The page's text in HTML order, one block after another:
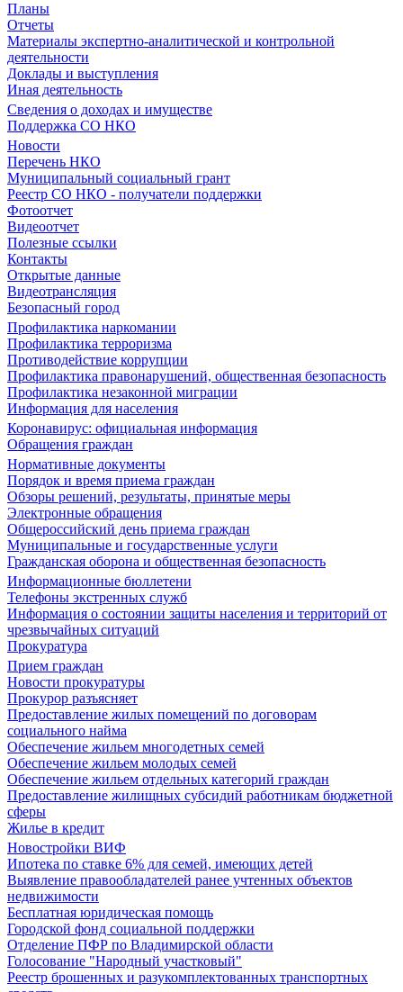
Планы
Отчеты
Материалы экспертно-аналитической и контрольной
деятельности
Доклады и выступления
Иная деятельность
Сведения о доходах и имуществе
Поддержка СО НКО
Новости
Перечень НКО
Муниципальный социальный грант
Реестр СО НКО - получатели поддержки
Фотоотчет
Видеоотчет
Полезные ссылки
Контакты
Открытые данные
Видеотрансляция
Безопасный город
Профилактика наркомании
Профилактика терроризма
Противодействие коррупции
Профилактика правонарушений, общественная безопасность
Профилактика незаконной миграции
Информация для населения
Коронавирус: официальная информация
Обращения граждан
Нормативные документы
Порядок и время приема граждан
Обзоры решений, результаты, принятые меры
Электронные обращения
Общероссийский день приема граждан
Муниципальные и государственные услуги
Гражданская оборона и общественная безопасность
Информационные бюллетени
Телефоны экстренных служб
Информация о состоянии защиты населения и территорий от
чрезвычайных ситуаций
Прокуратура
Прием граждан
Новости прокуратуры
Прокурор разъясняет
Предоставление жилых помещений по договорам
социального найма
Обеспечение жильем многодетных семей
Обеспечение жильем молодых семей
Обеспечение жильем отдельных категорий граждан
Предоставление жилищных субсидий работникам бюджетной
сферы
Жилье в кредит
Новостройки ВИФ
Ипотека по ставке 6% для семей, имеющих детей
Выявление правообладателей ранее учтенных объектов
недвижимости
Бесплатная юридическая помощь
Городской фонд социальной поддержки
Отделение ПФР по Владимирской области
Голосование "Народный участковый"
Реестр брошенных и разукомплектованных транспортных